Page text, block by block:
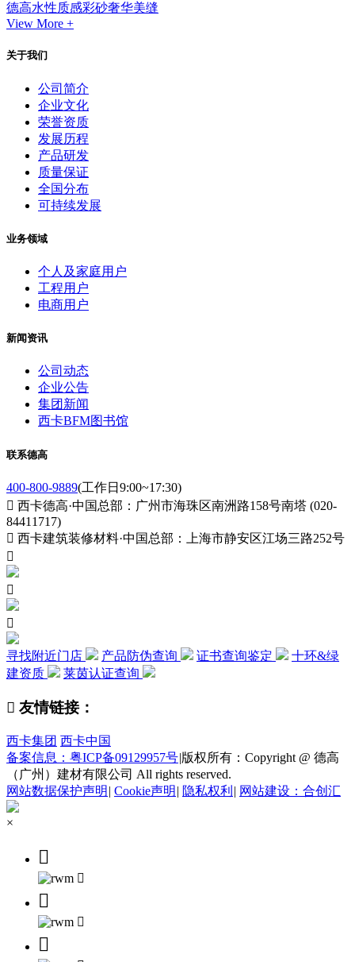
德高水性质感彩砂奢华美缝
View More +
关于我们
公司简介
企业文化
荣誉资质
发展历程
产品研发
质量保证
全国分布
可持续发展
业务领域
个人及家庭用户
工程用户
电商用户
新闻资讯
公司动态
企业公告
集团新闻
西卡BFM图书馆
联系德高
400-800-9889(工作日9:00~17:30)
 西卡德高·中国总部：广州市海珠区南洲路158号南塔 (020-
84411717)
 西卡建筑装修材料·中国总部：上海市静安区江场三路252号



寻找附近门店 产品防伪查询 证书查询鉴定
十环&绿
建资质
莱茵认证查询
 友情链接：
西卡集团 西卡中国
备案信息：粤ICP备09129957号|版权所有：Copyright @ 德高
（广州）建材有限公司 All rights reserved.
网站数据保护声明 | Cookie声明 | 隐私权利 | 网站建设：合创汇
×




